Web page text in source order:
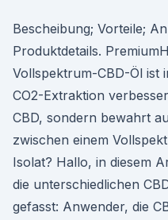
Bescheibung; Vorteile;
Produktdetails.
Vollspektrum-CBD-Öl ist
CO2-Extraktion
CBD, sondern bewahrt
zwischen einem
Isolat? Hallo, in diesem
die unterschiedlichen
gefasst: Anwender, die